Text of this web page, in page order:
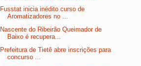
Fusstat inicia inédito curso de
Aromatizadores no ...
Nascente do Ribeirão Queimador de
Baixo é recupera...
Prefeitura de Tietê abre inscrições para
concurso ...